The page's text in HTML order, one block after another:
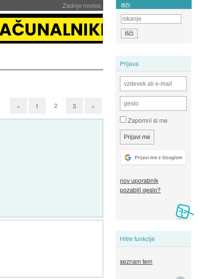
Zadnje novice Išči:
Prijava
Zapomni si me
nov uporabnik
pozabili geslo?
Hitre funkcije
seznam tem
« 1 2 3 »